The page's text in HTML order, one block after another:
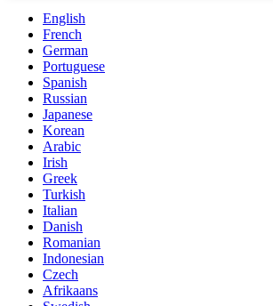
English
French
German
Portuguese
Spanish
Russian
Japanese
Korean
Arabic
Irish
Greek
Turkish
Italian
Danish
Romanian
Indonesian
Czech
Afrikaans